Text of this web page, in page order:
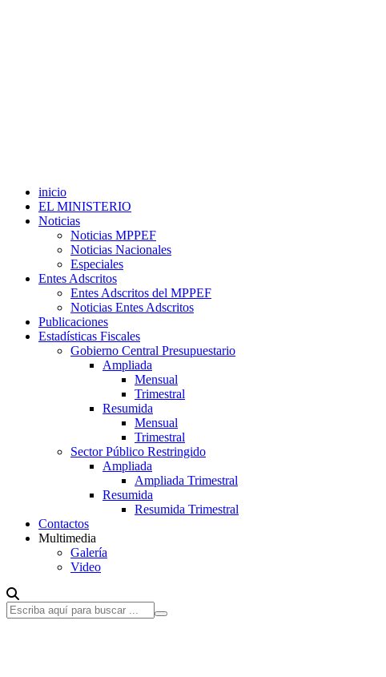
inicio
EL MINISTERIO
Noticias
Noticias MPPEF
Noticias Nacionales
Especiales
Entes Adscritos
Entes Adscritos del MPPEF
Noticias Entes Adscritos
Publicaciones
Estadísticas Fiscales
Gobierno Central Presupuestario
Ampliada
Mensual
Trimestral
Resumida
Mensual
Trimestral
Sector Público Restringido
Ampliada
Ampliada Trimestral
Resumida
Resumida Trimestral
Contactos
Multimedia
Galería
Video